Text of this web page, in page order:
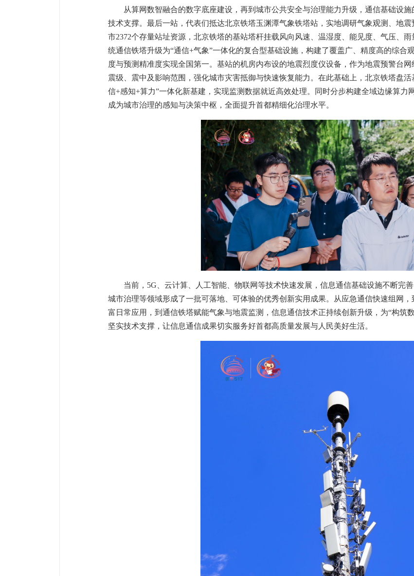
从算网数智融合的数字底座建设，再到城市公共安全与治理能力升级，通信基础设
技术支撑。最后一站，代表们抵达北京铁塔玉渊潭气象铁塔站，实地调研气象观测、地
市2372个存量站址资源，北京铁塔的基站塔杆挂载风向风速、温湿度、能见度、气压、
统通信铁塔升级为“通信+气象”一体化的复合型基础设施，构建了覆盖广、精度高的综合
度与预测精准度实现全国第一。基站的机房内布设的地震烈度仪设备，作为地震预警台
震级、震中及影响范围，强化城市灾害抵御与快速恢复能力。在此基础上，北京铁塔盘
信+感知+算力”一体化新基建，实现监测数据就近高效处理。同时分步构建全域边缘算力
成为城市治理的感知与决策中枢，全面提升首都精细化治理水平。
当前，5G、云计算、人工智能、物联网等技术快速发展，信息通信基础设施不断完
城市治理等领域形成了一批可落地、可体验的优秀创新实用成果。从应急通信快速组网
富日常应用，到通信铁塔赋能气象与地震监测，信息通信技术正持续创新升级，为“构筑
坚实技术支撑，让信息通信成果切实服务好首都高质量发展与人民美好生活。